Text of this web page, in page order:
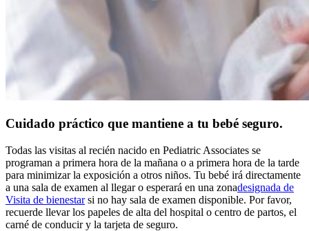
Cuidado práctico que mantiene a tu bebé seguro.
Todas las visitas al recién nacido en Pediatric Associates se
programan a primera hora de la mañana o a primera hora de la tarde
para minimizar la exposición a otros niños. Tu bebé irá directamente
a una sala de examen al llegar o esperará en una zonadesignada de
Visita de bienestarsi no hay sala de examen disponible. Por favor,
recuerde llevar los papeles de alta del hospital o centro de partos, el
carné de conducir y la tarjeta de seguro.